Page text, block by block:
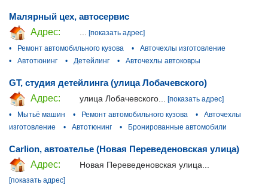
Малярный цех, автосервис
Адрес:
[показать адрес]
•
Ремонт автомобильного кузова •
Авточехлы изготовление
•
Автотюнинг • Детейлинг • Авточехлы автоковры
GT, студия детейлинга (улица Лобачевского)
Адрес:
улица Лобачевского...
[показать адрес]
•
Мытьё машин • Ремонт автомобильного кузова •
Авточехлы
изготовление
• Автотюнинг • Бронированные автомобили
Carlion, автоателье (Новая Переведеновская улица)
Адрес:
Новая Переведеновская улица...
[показать адрес]